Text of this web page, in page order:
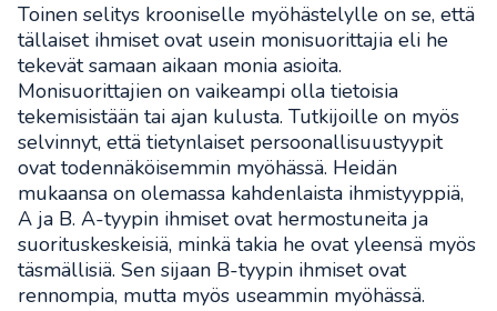
Toinen selitys krooniselle myöhästelylle on se, että
tällaiset ihmiset ovat usein monisuorittajia eli he
tekevät samaan aikaan monia asioita.
Monisuorittajien on vaikeampi olla tietoisia
tekemisistään tai ajan kulusta. Tutkijoille on myös
selvinnyt, että tietynlaiset persoonallisuustyypit
ovat todennäköisemmin myöhässä. Heidän
mukaansa on olemassa kahdenlaista ihmistyyppiä,
A ja B. A-tyypin ihmiset ovat hermostuneita ja
suorituskeskeisiä, minkä takia he ovat yleensä myös
täsmällisiä. Sen sijaan B-tyypin ihmiset ovat
rennompia, mutta myös useammin myöhässä.